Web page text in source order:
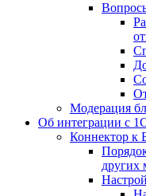
Модерация
Об интеграции с
Коннектор к
других